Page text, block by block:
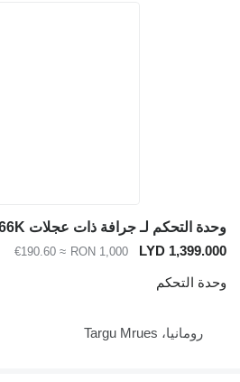
وحدة التحكم لـ جرافة ذات عجلات Caterpillar 966K
LYD 1,399.000
RON 1,000
≈ €190.60
وحدة التحكم
رومانيا، Targu Mrues